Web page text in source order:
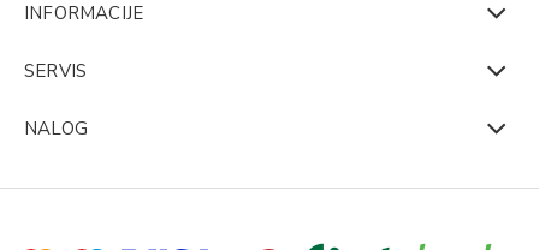
INFORMACIJE
SERVIS
NALOG